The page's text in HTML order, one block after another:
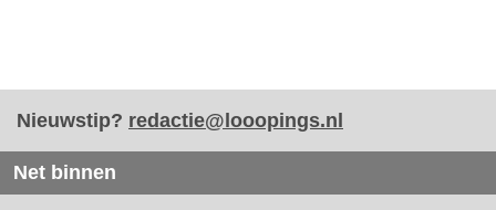
Nieuwstip? redactie@looopings.nl
Net binnen